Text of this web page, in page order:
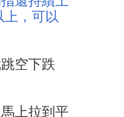
上，可以
空下跌
上拉到平